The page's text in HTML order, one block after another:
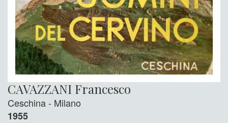
CAVAZZANI Francesco
Ceschina - Milano
1955